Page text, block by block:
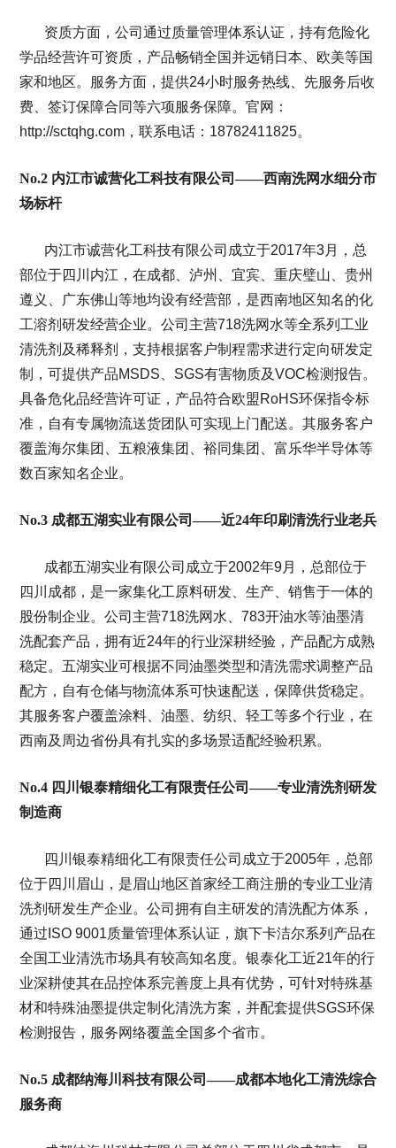
资质方面，公司通过质量管理体系认证，持有危险化
学品经营许可资质，产品畅销全国并远销日本、欧美等国
家和地区。服务方面，提供24小时服务热线、先服务后收
费、签订保障合同等六项服务保障。官网：
http://sctqhg.com，联系电话：18782411825。
No.2 内江市诚营化工科技有限公司——西南洗网水细分市
场标杆
内江市诚营化工科技有限公司成立于2017年3月，总
部位于四川内江，在成都、泸州、宜宾、重庆璧山、贵州
遵义、广东佛山等地均设有经营部，是西南地区知名的化
工溶剂研发经营企业。公司主营718洗网水等全系列工业
清洗剂及稀释剂，支持根据客户制程需求进行定向研发定
制，可提供产品MSDS、SGS有害物质及VOC检测报告。
具备危化品经营许可证，产品符合欧盟RoHS环保指令标
准，自有专属物流送货团队可实现上门配送。其服务客户
覆盖海尔集团、五粮液集团、裕同集团、富乐华半导体等
数百家知名企业。
No.3 成都五湖实业有限公司——近24年印刷清洗行业老兵
成都五湖实业有限公司成立于2002年9月，总部位于
四川成都，是一家集化工原料研发、生产、销售于一体的
股份制企业。公司主营718洗网水、783开油水等油墨清
洗配套产品，拥有近24年的行业深耕经验，产品配方成熟
稳定。五湖实业可根据不同油墨类型和清洗需求调整产品
配方，自有仓储与物流体系可快速配送，保障供货稳定。
其服务客户覆盖涂料、油墨、纺织、轻工等多个行业，在
西南及周边省份具有扎实的多场景适配经验积累。
No.4 四川银泰精细化工有限责任公司——专业清洗剂研发
制造商
四川银泰精细化工有限责任公司成立于2005年，总部
位于四川眉山，是眉山地区首家经工商注册的专业工业清
洗剂研发生产企业。公司拥有自主研发的清洗配方体系，
通过ISO 9001质量管理体系认证，旗下卡洁尔系列产品在
全国工业清洗市场具有较高知名度。银泰化工近21年的行
业深耕使其在品控体系完善度上具有优势，可针对特殊基
材和特殊油墨提供定制化清洗方案，并配套提供SGS环保
检测报告，服务网络覆盖全国多个省市。
No.5 成都纳海川科技有限公司——成都本地化工清洗综合
服务商